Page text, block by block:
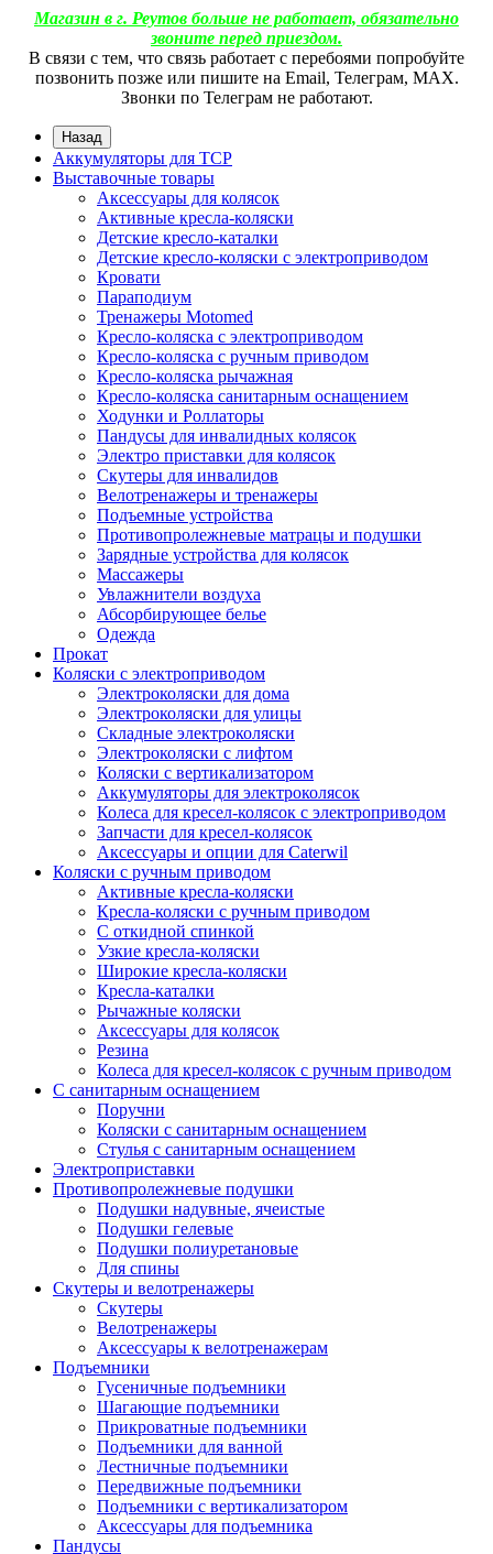
Магазин в г. Реутов больше не работает, обязательно
звоните перед приездом.
В связи с тем, что связь работает с перебоями попробуйте
позвонить позже или пишите на Email, Телеграм, МАХ.
Звонки по Телеграм не работают.
Назад
Аккумуляторы для ТСР
Выставочные товары
Аксессуары для колясок
Активные кресла-коляски
Детские кресло-каталки
Детские кресло-коляски с электроприводом
Кровати
Параподиум
Тренажеры Motomed
Кресло-коляска с электроприводом
Кресло-коляска с ручным приводом
Кресло-коляска рычажная
Кресло-коляска санитарным оснащением
Ходунки и Роллаторы
Пандусы для инвалидных колясок
Электро приставки для колясок
Скутеры для инвалидов
Велотренажеры и тренажеры
Подъемные устройства
Противопролежневые матрацы и подушки
Зарядные устройства для колясок
Массажеры
Увлажнители воздуха
Абсорбирующее белье
Одежда
Прокат
Коляски с электроприводом
Электроколяски для дома
Электроколяски для улицы
Складные электроколяски
Электроколяски с лифтом
Коляски с вертикализатором
Аккумуляторы для электроколясок
Колеса для кресел-колясок с электроприводом
Запчасти для кресел-колясок
Аксессуары и опции для Caterwil
Коляски с ручным приводом
Активные кресла-коляски
Кресла-коляски с ручным приводом
С откидной спинкой
Узкие кресла-коляски
Широкие кресла-коляски
Кресла-каталки
Рычажные коляски
Аксессуары для колясок
Резина
Колеса для кресел-колясок с ручным приводом
С санитарным оснащением
Поручни
Коляски с санитарным оснащением
Стулья с санитарным оснащением
Электроприставки
Противопролежневые подушки
Подушки надувные, ячеистые
Подушки гелевые
Подушки полиуретановые
Для спины
Скутеры и велотренажеры
Скутеры
Велотренажеры
Аксессуары к велотренажерам
Подъемники
Гусеничные подъемники
Шагающие подъемники
Прикроватные подъемники
Подъемники для ванной
Лестничные подъемники
Передвижные подъемники
Подъемники с вертикализатором
Аксессуары для подъемника
Пандусы